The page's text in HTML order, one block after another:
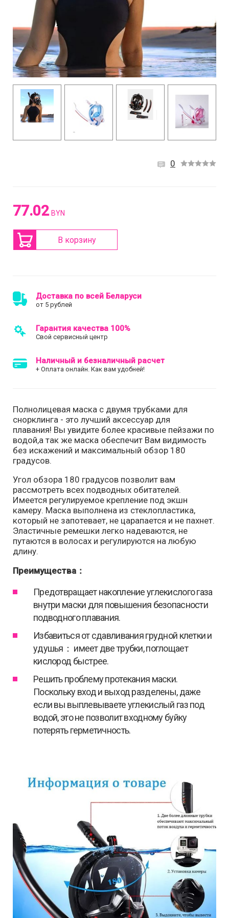
0
77.02 BYN
В корзину
Доставка по всей Беларуси
от 5 рублей
Гарантия качества 100%
Свой сервисный центр
Наличный и безналичный расчет
+ Оплата онлайн. Как вам удобней!
Полнолицевая маска с двумя трубками для
снорклинга - это лучший аксессуар для
плавания! Вы увидите более красивые пейзажи по
водой,а так же маска обеспечит Вам видимость
без искажений и максимальный обзор 180
градусов.
Угол обзора 180 градусов позволит вам
рассмотреть всех подводных обитателей.
Имеется регулируемое крепление под экшн
камеру. Маска выполнена из стеклопластика,
который не запотевает, не царапается и не пахнет.
Эластичные ремешки легко надеваются, не
путаются в волосах и регулируются на любую
длину.
Преимущества：
Предотвращает накопление углекислого газа
внутри маски для повышения безопасности
подводного плавания.
Избавиться от сдавливания грудной клетки и
удушья： имеет две трубки, поглощает
кислород быстрее.
Решить проблему протекания маски.
Поскольку вход и выход разделены, даже
если вы выплевываете углекислый газ под
водой, это не позволит входному буйку
потерять герметичность.